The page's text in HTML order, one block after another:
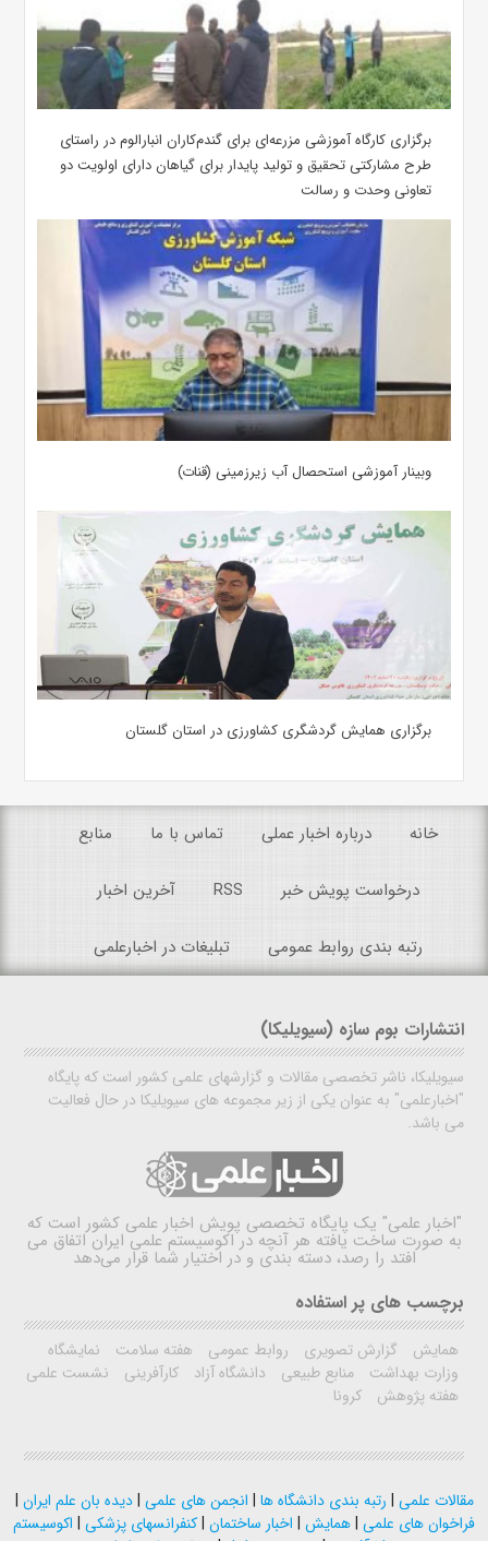
برگزاری کارگاه آموزشی مزرعه‌ای برای گندم‌کاران انبارالوم در راستای
طرح مشارکتی تحقیق و تولید پایدار برای گیاهان دارای اولویت دو
تعاونی وحدت و رسالت
وبینار آموزشی استحصال آب زیرزمینی (قنات)
برگزاری همایش گردشگری کشاورزی در استان گلستان
خانه درباره اخبار عملی تماس با ما منابع
درخواست پویش خبر RSS آخرین اخبار
رتبه بندی روابط عمومی تبلیغات در اخبارعلمی
انتشارات بوم سازه (سیویلیکا)
سیویلیکا، ناشر تخصصی مقالات و گزارشهای علمی کشور است که پایگاه
"اخبارعلمی" به عنوان یکی از زیر مجموعه های سیویلیکا در حال فعالیت
می باشد.
"اخبار علمی" یک پایگاه تخصصی پویش اخبار علمی کشور است که
به صورت ساخت یافته هر آنچه در اکوسیستم علمی ایران اتفاق می
افتد را رصد، دسته بندی و در اختیار شما قرار می‌دهد
برچسب های پر استفاده
همایش گزارش تصویری روابط عمومی هفته سلامت
نمایشگاه
وزارت بهداشت
منابع طبیعی دانشگاه آزاد کارآفرینی
نشست علمی
هفته پژوهش
کرونا
مقالات علمی | رتبه بندی دانشگاه ها | انجمن های علمی |دیده بان علم ایران |
فراخوان های علمی |همایش | اخبار ساختمان |کنفرانسهای پزشکی | اکوسیستم